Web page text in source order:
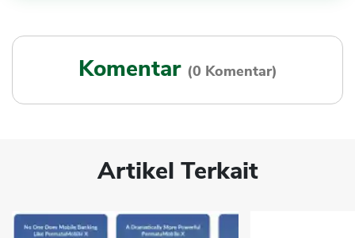
Komentar (0 Komentar)
Artikel Terkait